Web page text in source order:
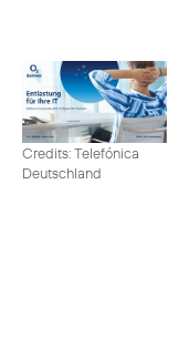
Credits: Telefónica
Deutschland